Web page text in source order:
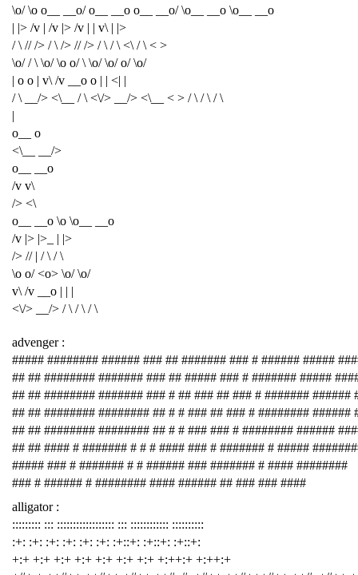
\o/ \o o__ __o/ o__ __o o__ __o/ \o__ __o \o__ __o
| |> /v | /v |> /v | | v\ | |>
/ \ // /> / \ /> // /> / \ / \ <\ / \ < >
\o/ / \ \o/ \o o/ \ \o/ \o/ o/ \o/
| o o | v\ /v __o o | | <| |
/ \ __/> <\__ / \ <\/> __/> <\__ < > / \ / \ / \
|
o__ o
<\__ __/>
o__ __o
/v v\
/> <\
o__ __o \o \o__ __o
/v |> |>_ | |>
/> // | / \ / \
\o o/ <o> \o/ \o/
v\ /v __o | | |
<\/> __/> / \ / \ / \
advenger :
##### ######## ###### ### ## ####### ### # ###### #####
## ## ######## ####### ### ## ##### ### # ####### #####
## ## ######## ####### ### # ## ### ## ### # ####### ######
## ## ######## ######## ## # # ### ## ### # ######## ######
## ## ######## ######## ## # # ### ### # ######## ######
## ## #### # ####### # # # #### ### # ####### # #####
##### ### # ####### # # ###### ### ####### # #### ########
### # ###### # ######## #### ###### ## ### ### ####
alligator :
::::::::: ::: :::::::::::::::::: ::: :::::::::::: ::::::::::
:+: :+: :+: :+: :+: :+: :+::+: :+::+: :+::+:
+:+ +:+ +:+ +:+ +:+ +:+ +:+ +:++:+ +:++:+